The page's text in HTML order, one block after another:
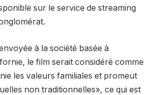
sur le service de streaming
à la société basée à
le film serait considéré comme
les valeurs familiales et promeut
non traditionnelles», ce qui est